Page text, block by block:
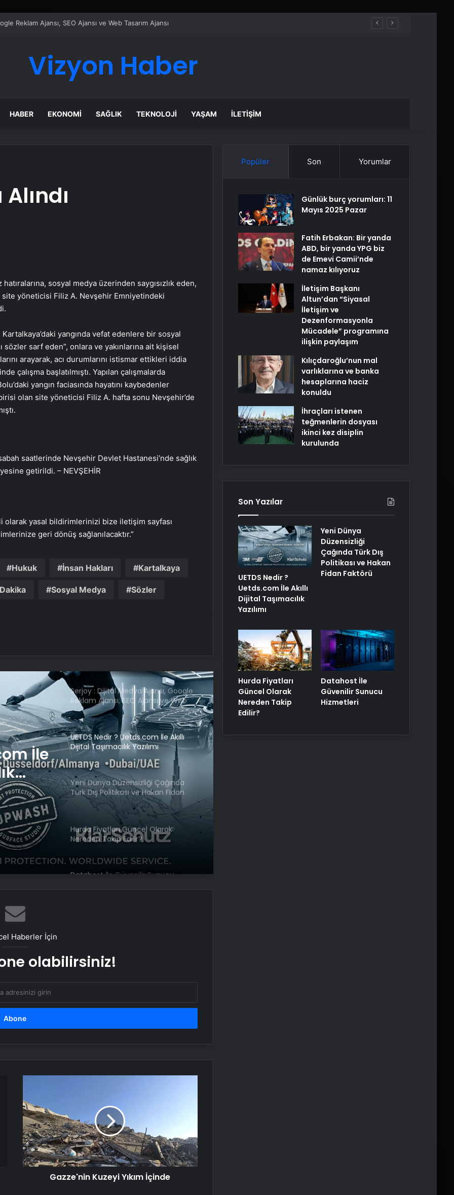
Dijital Taşımacılık Yazılımı
Vizyon Haber
HABER EKONOMI SAĞLIK TEKNOLOJI YAŞAM İLETIŞIM
sosyal medya üzerinden saygısızlık eden,
site yöneticisi Filiz A. Nevşehir Emniyetindeki
Kartalkaya’daki yangında vefat edenlere bir sosyal
sarf eden”, onlara ve yakınlarına ait kişisel
arayarak, acı durumlarını istismar ettikleri iddia
çalışma başlatılmıştı. Yapılan çalışmalarda
yangın faciasında hayatını kaybedenler
olan site yöneticisi Filiz A. hafta sonu Nevşehir’de
saatlerinde Nevşehir Devlet Hastanesi’nde sağlık
getirildi. – NEVŞEHİR
olarak yasal bildirimlerinizi bize iletişim sayfası
geri dönüş sağlanılacaktır.”
Hukuk İnsan Hakları Kartalkaya
Sosyal Medya Sözler
İle
Baba ve 3 oğlu aynı suçtan
tutuklandı
kullanan restoran mühürlendi
Temsilcisi kararı AB’nin iç meselesi
Serjoy : Dijital Medya Ajansı, Google
Reklam Ajansı, SEO Ajansı ve Web
Tasarım Ajansı
UETDS Nedir ? Uetds.com İle Akıllı
Dijital Taşımacılık Yazılımı
Yeni Dünya Düzensizliği Çağında
Türk Dış Politikası ve Hakan Fidan
Faktörü
Hurda Fiyatları Güncel Olarak
Nereden Takip Edilir?
Datahost İle Güvenilir Sunucu
Bozulmuş meze, et ve et ürünleri
oğlunun ölümünde 7 yıl sonra dava
açıldı!
Serjoy : Dijital Medya Ajansı, Google
Reklam Ajansı, SEO Ajansı ve Web
Tasarım Ajansı
Haberler İçin
olabilirsiniz!
Yıkım
İçinde
Gazze'nin Kuzeyi Yıkım İçinde
Popüler Son Yorumlar
Günlük burç yorumları: 11
Mayıs 2025 Pazar
Fatih Erbakan: Bir yanda
ABD, bir yanda YPG biz
de Emevi Camii’nde
namaz kılıyoruz
İletişim Başkanı
Altun’dan “Siyasal
İletişim ve
Dezenformasyonla
Mücadele” programına
ilişkin paylaşım
Kılıçdaroğlu’nun mal
varlıklarına ve banka
hesaplarına haciz
konuldu
İhraçları istenen
teğmenlerin dosyası
ikinci kez disiplin
kurulunda
Son Yazılar
UETDS Nedir ?
Uetds.com İle Akıllı
Dijital Taşımacılık
Yazılımı
Yeni Dünya
Düzensizliği
Çağında Türk Dış
Politikası ve Hakan
Fidan Faktörü
Hurda Fiyatları
Güncel Olarak
Nereden Takip
Edilir?
Datahost İle
Güvenilir Sunucu
Hizmetleri